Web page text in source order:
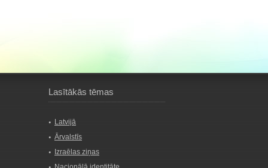
Lasītākās tēmas
Latvijā
Ārvalstīs
Izraēlas ziņas